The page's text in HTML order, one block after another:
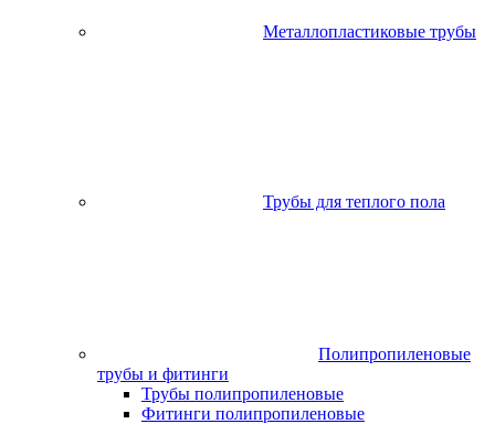
Металлопластиковые трубы
Трубы для теплого пола
Полипропиленовые
трубы и фитинги
Трубы полипропиленовые
Фитинги полипропиленовые